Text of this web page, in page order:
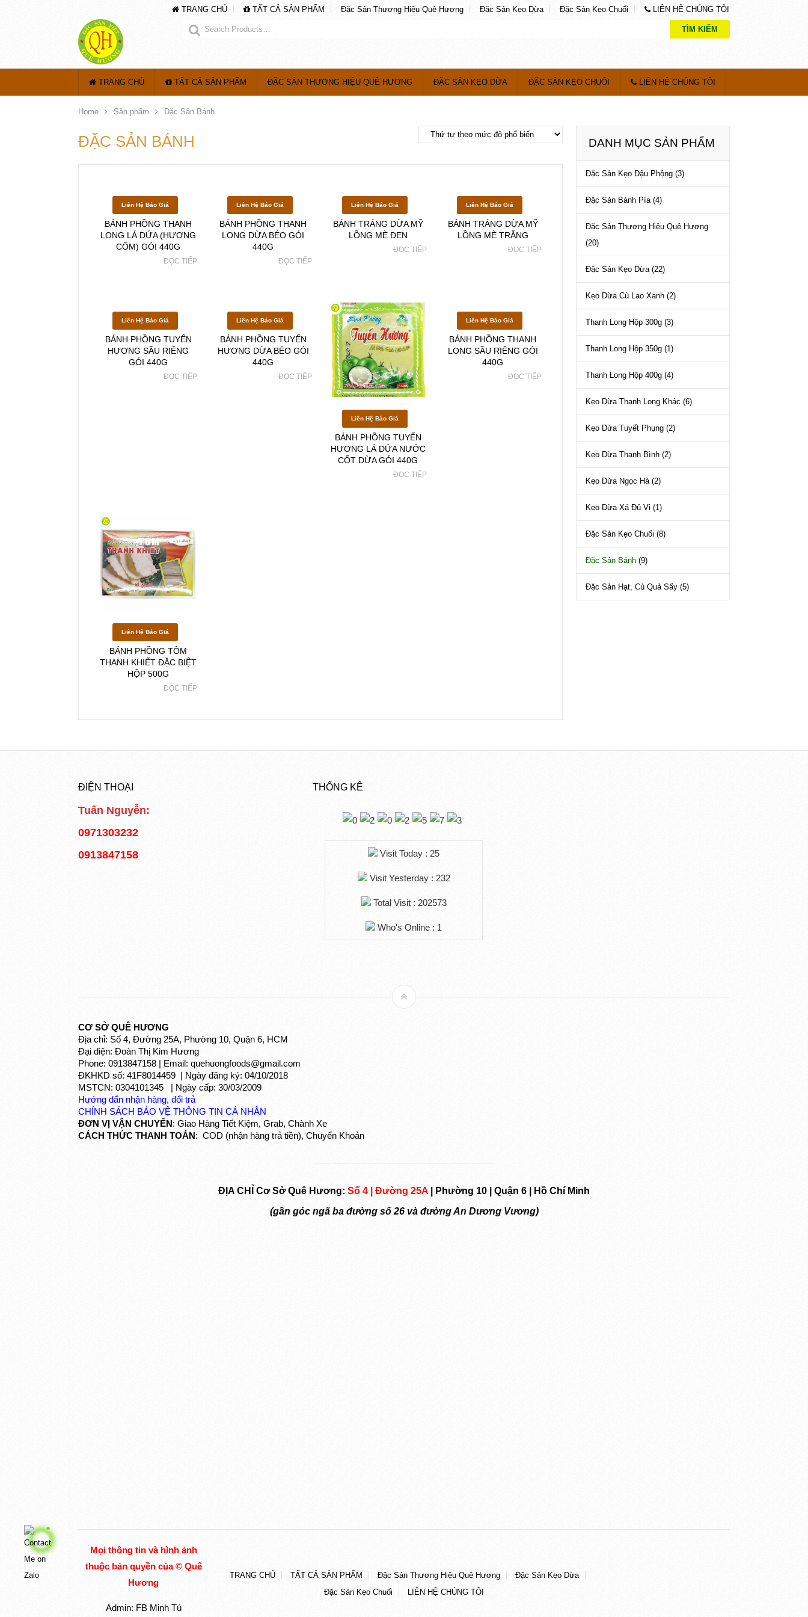
TRANG CHỦ TẤT CẢ SẢN PHẨM Đặc Sản Thương Hiệu Quê Hương Đặc Sản Kẹo Dừa Đặc Sản Kẹo Chuối LIÊN HỆ CHÚNG TÔI
TÌM KIẾM
TRANG CHỦ TẤT CẢ SẢN PHẨM ĐẶC SẢN THƯƠNG HIỆU QUÊ HƯƠNG ĐẶC SẢN KẸO DỪA ĐẶC SẢN KẸO CHUỐI LIÊN HỆ CHÚNG TÔI
Home Sản phẩm Đặc Sản Bánh
ĐẶC SẢN BÁNH
Liên Hệ Báo Giá
BÁNH PHỒNG THANH
LONG LÁ DỨA (HƯƠNG
CỐM) GÓI 440G
ĐỌC TIẾP
Liên Hệ Báo Giá
BÁNH PHỒNG THANH
LONG DỪA BÉO GÓI
440G
ĐỌC TIẾP
Liên Hệ Báo Giá
BÁNH TRÁNG DỪA MỸ
LỒNG MÈ ĐEN
ĐỌC TIẾP
Liên Hệ Báo Giá
BÁNH TRÁNG DỪA MỸ
LỒNG MÈ TRẮNG
ĐỌC TIẾP
Liên Hệ Báo Giá
BÁNH PHỒNG TUYẾN
HƯƠNG SẦU RIÊNG
GÓI 440G
ĐỌC TIẾP
Liên Hệ Báo Giá
BÁNH PHỒNG TUYẾN
HƯƠNG DỪA BÉO GÓI
440G
ĐỌC TIẾP
Liên Hệ Báo Giá
BÁNH PHỒNG TUYẾN
HƯƠNG LÁ DỨA NƯỚC
CỐT DỪA GÓI 440G
ĐỌC TIẾP
Liên Hệ Báo Giá
BÁNH PHỒNG THANH
LONG SẦU RIÊNG GÓI
440G
ĐỌC TIẾP
Liên Hệ Báo Giá
BÁNH PHỒNG TÔM
THANH KHIẾT ĐẶC BIỆT
HỘP 500G
ĐỌC TIẾP
DANH MỤC SẢN PHẨM
Đặc Sản Kẹo Đậu Phộng (3)
Đặc Sản Bánh Pía (4)
Đặc Sản Thương Hiệu Quê Hương
(20)
Đặc Sản Kẹo Dừa (22)
Kẹo Dừa Cù Lao Xanh (2)
Thanh Long Hộp 300g (3)
Thanh Long Hộp 350g (1)
Thanh Long Hộp 400g (4)
Kẹo Dừa Thanh Long Khác (6)
Kẹo Dừa Tuyết Phụng (2)
Kẹo Dừa Thanh Bình (2)
Kẹo Dừa Ngọc Hà (2)
Kẹo Dừa Xá Đủ Vị (1)
Đặc Sản Kẹo Chuối (8)
Đặc Sản Bánh (9)
Đặc Sản Hạt, Củ Quả Sấy (5)
ĐIỆN THOẠI
Tuấn Nguyễn:
0971303232
0913847158
THỐNG KÊ
Visit Today : 25
Visit Yesterday : 232
Total Visit : 202573
Who's Online : 1
CƠ SỞ QUÊ HƯƠNG
Địa chỉ: Số 4, Đường 25A, Phường 10, Quận 6, HCM
Đại diện: Đoàn Thị Kim Hương
Phone: 0913847158 | Email: quehuongfoods@gmail.com
ĐKHKD số: 41F8014459 | Ngày đăng ký: 04/10/2018
MSTCN: 0304101345 | Ngày cấp: 30/03/2009
Hướng dẩn nhận hàng, đổi trả
CHÍNH SÁCH BẢO VỆ THÔNG TIN CÁ NHÂN
ĐƠN VỊ VẬN CHUYỂN: Giao Hàng Tiết Kiệm, Grab, Chành Xe
CÁCH THỨC THANH TOÁN: COD (nhận hàng trả tiền), Chuyển Khoản
ĐỊA CHỈ Cơ Sở Quê Hương: Số 4 | Đường 25A | Phường 10 | Quận 6 | Hồ Chí Minh
(gần góc ngã ba đường số 26 và đường An Dương Vương)
Mọi thông tin và hình ảnh
thuộc bản quyền của © Quê
Hương
Admin: FB Minh Tú
TRANG CHỦ TẤT CẢ SẢN PHẨM Đặc Sản Thương Hiệu Quê Hương
Đặc Sản Kẹo Dừa
Đặc Sản Kẹo Chuối
LIÊN HỆ CHÚNG TÔI